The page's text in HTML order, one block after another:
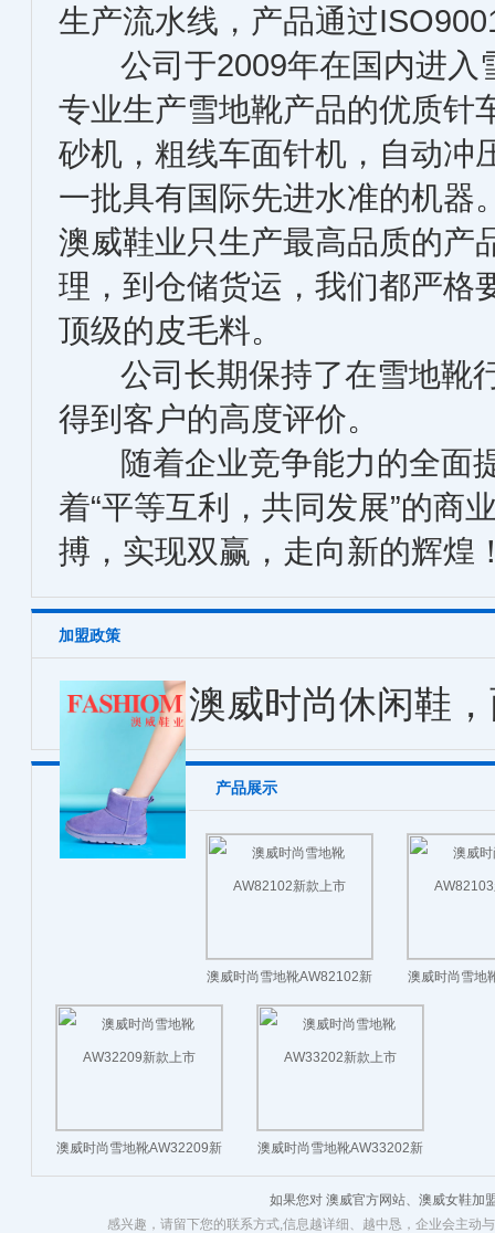
生产流水线，产品通过
公司于2009年在国内进入
专业生产雪地靴产品的优质针
砂机，粗线车面针机，自动冲
一批具有国际先进水准的机器
澳威鞋业只生产最高品质的产
理，到仓储货运，我们都严格
顶级的皮毛料。
公司长期保持了在雪地靴
得到客户的高度评价。
随着企业竞争能力的全面
着“平等互利，共同发展”的商
搏，实现双赢，走向新的辉煌
加盟政策
澳威时尚休闲鞋
产品展示
澳威时尚雪地靴AW82102新
款上市
澳威时尚雪地
澳威时尚雪地靴AW32209新
款上市
澳威时尚雪地靴AW33202新
款上市
如果您对 澳威官方网站、澳威女鞋加
感兴趣，请留下您的联系方式,信息越详细、越中恳，企业会主动